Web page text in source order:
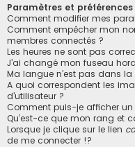
Paramètres et
Comment modifier mes
Comment empêcher mon
membres connectés ?
Les heures ne sont pas
J’ai changé mon fuseau
Ma langue n’est pas dans la
A quoi correspondent les
d’utilisateur ?
Comment puis-je afficher
Qu’est-ce que mon rang et
Lorsque je clique sur le lien
de me connecter !?